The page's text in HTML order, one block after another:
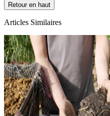
Retour en haut
Articles Similaires